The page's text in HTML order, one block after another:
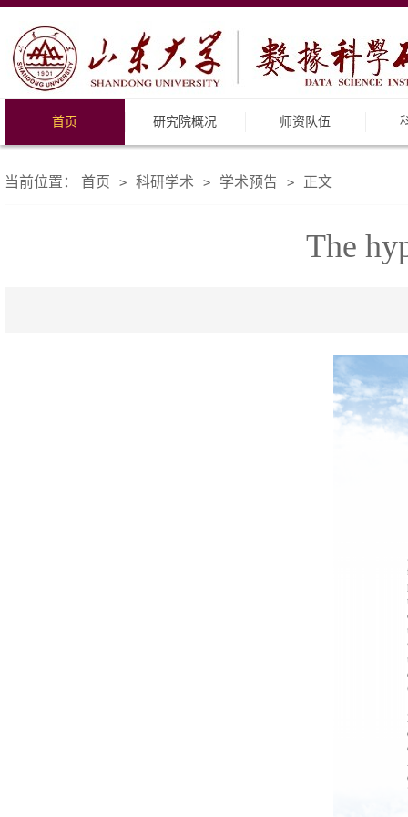
首页 研究院概况 师资队伍
当前位置： 首页 > 科研学术 > 学术预告 > 正文
The